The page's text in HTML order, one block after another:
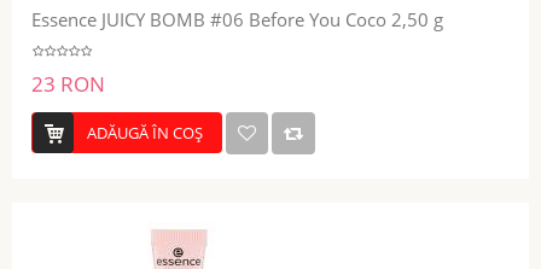
Essence JUICY BOMB #06 Before You Coco 2,50 g
23 RON
ADĂUGĂ ÎN COŞ